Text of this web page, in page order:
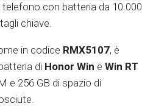
con batteria da 10.000
chiave.
in codice RMX5107, è
di Honor Win e Win RT
e 256 GB di spazio di